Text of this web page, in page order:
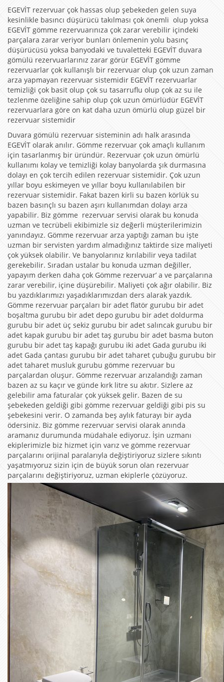
EGEVİT rezervuar çok hassas olup şebekeden gelen suya
kesinlikle basıncı düşürücü takılması çok önemli olup yoksa
EGEVİT gömme rezervuarınıza çok zarar verebilir içindeki
parçalara zarar veriyor bunları önlemenin yolu basınç
düşürücüsü yoksa banyodaki ve tuvaletteki EGEVİT duvara
gömülü rezervuarlarınız zarar görür EGEVİT gömme
rezervuarlar çok kullanışlı bir rezervuar olup çok uzun zaman
arza yapmayan rezervuar sistemidir EGEVİT rezervuarlar
temizliği çok basit olup çok su tasarruflu olup çok az su ile
tezlenme özeliğine sahip olup çok uzun ömürlüdür EGEVİT
rezervuarlara göre on kat daha uzun ömürlü olup güzel bir
rezervuar sistemidir
Duvara gömülü rezervuar sisteminin adı halk arasında
EGEVİT olarak anılır. Gömme rezervuar çok amaçlı kullanım
için tasarlanmış bir üründür. Rezervuar çok uzun ömürlü
kullanımı kolay ve temizliği kolay banyolarda şık durmasına
dolayı en çok tercih edilen rezervuar sistemidir. Çok uzun
yıllar boyu eskimeyen ve yıllar boyu kullanılabilen bir
rezervuar sistemidir. Fakat bazen kirli su bazen körlük su
bazen basınçlı su bazen aşırı kullanımdan dolayı arza
yapabilir. Biz gömme rezervuar servisi olarak bu konuda
uzman ve tecrübeli ekibimizle siz değerli müşterilerimizin
yanındayız. Gömme rezervuar arza yaptığı zaman bu işte
uzman bir servisten yardım almadığınız taktirde size maliyeti
çok yüksek olabilir. Ve banyolarınız kırılabilir veya tadilat
gerekebilir. Sıradan ustalar bu konuda uzman değiller,
yapayım derken daha çok Gömme rezervuar’ a ve parçalarına
zarar verebilir, içine düşürebilir. Maliyeti çok ağır olabilir. Biz
bu yazdıklarımızı yaşadıklarımızdan ders alarak yazdık.
Gömme rezervuar parçaları bir adet flatör gurubu bir adet
boşaltma gurubu bir adet depo gurubu bir adet doldurma
gurubu bir adet üç sekiz gurubu bir adet salıncak gurubu bir
adet kapak gurubu bir adet taş gurubu bir adet basma buton
gurubu bir adet taş kapağı gurubu iki adet Gada gurubu iki
adet Gada çantası gurubu bir adet taharet çubuğu gurubu bir
adet taharet musluk gurubu gömme rezervuar bu
parçalardan oluşur. Gömme rezervuar arızalandığı zaman
bazen az su kaçır ve günde kırk litre su akıtır. Sizlere az
gelebilir ama faturalar çok yüksek gelir. Bazen de su
şebekeden geldiği gibi gömme rezervuar geldiği gibi pis su
şebekesini verir. O zamanda beş aylık faturayı bir ayda
ödersiniz. Biz gömme rezervuar servisi olarak anında
aramanız durumunda müdahale ediyoruz. İşin uzmanı
ekiplerimizle biz hizmet için varız ve gömme rezervuar
parçalarını orijinal paralarıyla değiştiriyoruz sizlere sıkıntı
yaşatmıyoruz sizin için de büyük sorun olan rezervuar
parçalarını değiştiriyoruz, uzman ekiplerle çözüyoruz.